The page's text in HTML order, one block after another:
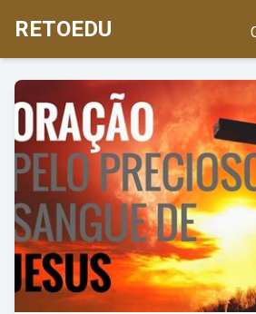
RETOEDU